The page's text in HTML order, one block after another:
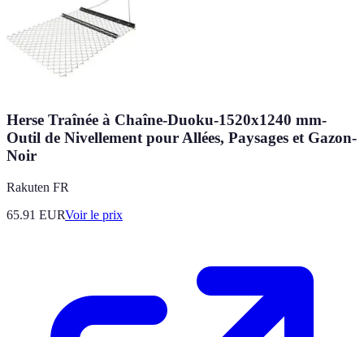
Herse Traînée à Chaîne-Duoku-1520x1240 mm-
Outil de Nivellement pour Allées, Paysages et Gazon-
Noir
Rakuten FR
65.91 EURVoir le prix